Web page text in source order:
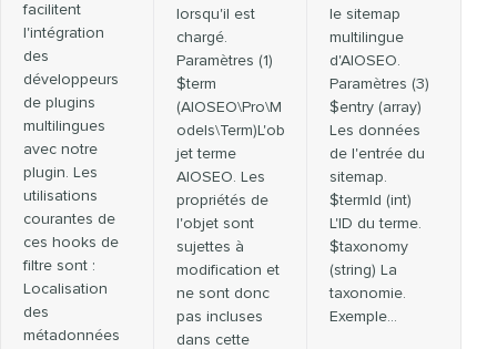
facilitent
l'intégration
des
développeurs
de plugins
multilingues
avec notre
plugin. Les
utilisations
courantes de
ces hooks de
filtre sont :
Localisation
des
métadonnées
lorsqu'il est
chargé.
Paramètres (1)
$term
(AIOSEO\Pro\M
odels\Term)L'ob
jet terme
AIOSEO. Les
propriétés de
l'objet sont
sujettes à
modification et
ne sont donc
pas incluses
dans cette
le sitemap
multilingue
d'AIOSEO.
Paramètres (3)
$entry (array)
Les données
de l'entrée du
sitemap.
$termId (int)
L'ID du terme.
$taxonomy
(string) La
taxonomie.
Exemple…